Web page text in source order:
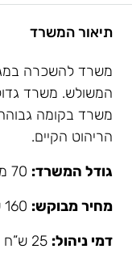
תיאור המשרד
משרד להשכרה
המשולש. משרד
משרד בקומה
הריהוט הקיים.
גודל המשרד:
מחיר מבוקש:
דמי ניהול: